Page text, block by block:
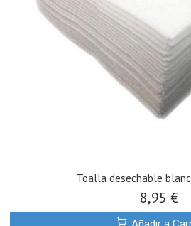
Toalla desechable
8,95 €